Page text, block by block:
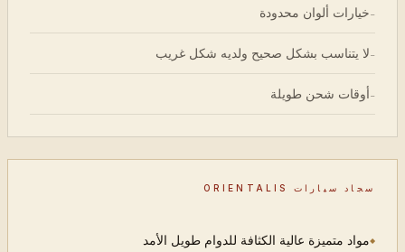
-خيارات ألوان محدودة
-لا يتناسب بشكل صحيح ولديه شكل غريب
-أوقات شحن طويلة
سجاد سيارات ORIENTALIS
مواد متميزة عالية الكثافة للدوام طويل الأمد